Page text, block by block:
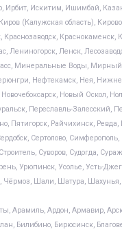
Ирбит, Искитим, Ишимбай,
(Калужская область),
Лениногорск, Ленск,
Минеральные Воды,
Нефтекамск, Нея,
Новый Оскол,
Переславль-Залесский,
Райчихинск,
Сертолово,
Суворов, Судогда,
Урюпинск, Усолье, Усть-
Чёрмоз, Шали, Шатура,
Ардон, Армавир,
Билибино, Бирюсинск,